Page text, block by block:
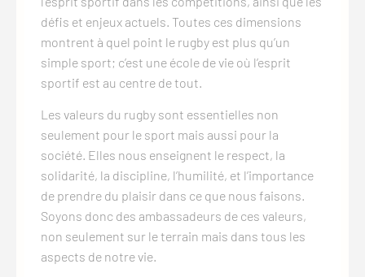
défis et enjeux actuels. Toutes ces dimensions
montrent à quel point le rugby est plus qu’un
simple sport; c’est une école de vie où l’esprit
sportif est au centre de tout.
Les valeurs du rugby sont essentielles non
seulement pour le sport mais aussi pour la
société. Elles nous enseignent le respect, la
solidarité, la discipline, l’humilité, et l’importance
de prendre du plaisir dans ce que nous faisons.
Soyons donc des ambassadeurs de ces valeurs,
non seulement sur le terrain mais dans tous les
aspects de notre vie.